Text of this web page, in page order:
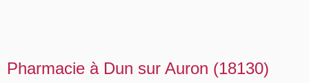
Pharmacie à Dun sur Auron (18130)